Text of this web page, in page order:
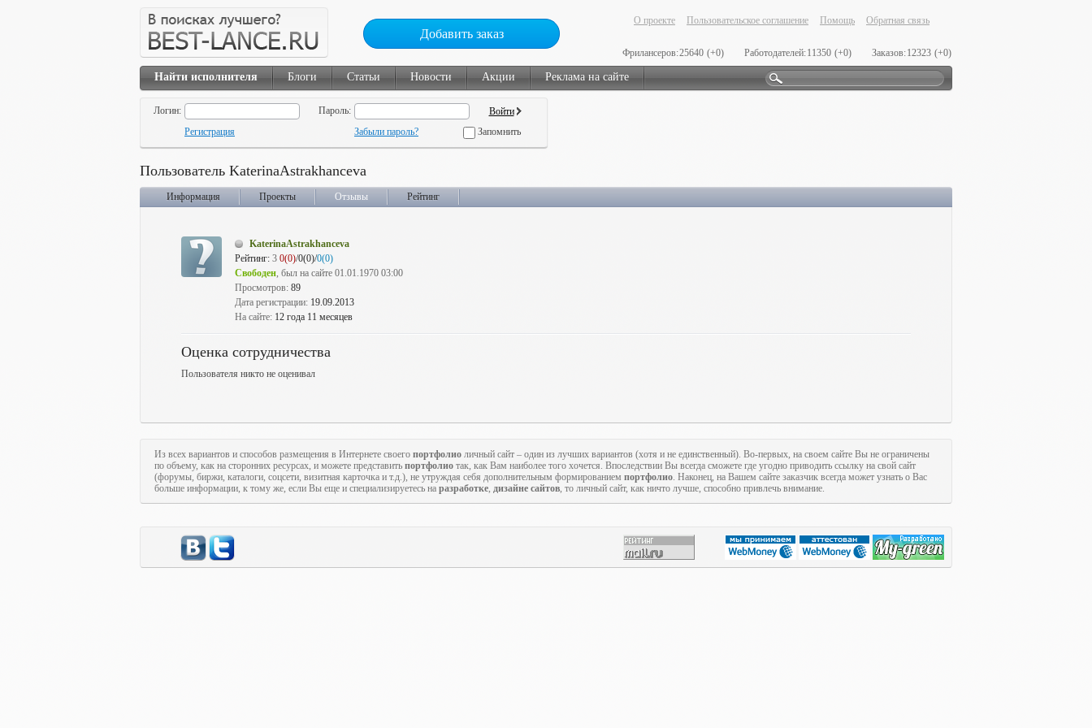
Добавить заказ
О проекте Пользовательское соглашение Помощь Обратная связь
Фрилансеров:25640 (+0) Работодателей:11350 (+0) Заказов:12323 (+0)
Найти исполнителя Блоги Статьи Новости Акции Реклама на сайте
Логин:
Пароль:
Регистрация
Забыли пароль? Запомнить
Пользователь KaterinaAstrakhanceva
Информация Проекты Отзывы Рейтинг
KaterinaAstrakhanceva
Рейтинг: 3 0(0)/0(0)/0(0)
Свободен, был на сайте 01.01.1970 03:00
Просмотров: 89
Дата регистрации: 19.09.2013
На сайте: 12 года 11 месяцев
Оценка сотрудничества
Пользователя никто не оценивал
Из всех вариантов и способов размещения в Интернете своего портфолио личный сайт – один из лучших вариантов (хотя и не единственный). Во-первых, на своем сайте Вы не ограничены
по объему, как на сторонних ресурсах, и можете представить портфолио так, как Вам наиболее того хочется. Впоследствии Вы всегда сможете где угодно приводить ссылку на свой сайт
(форумы, биржи, каталоги, соцсети, визитная карточка и т.д.), не утруждая себя дополнительным формированием портфолио. Наконец, на Вашем сайте заказчик всегда может узнать о Вас
больше информации, к тому же, если Вы еще и специализируетесь на разработке, дизайне сайтов, то личный сайт, как ничто лучше, способно привлечь внимание.